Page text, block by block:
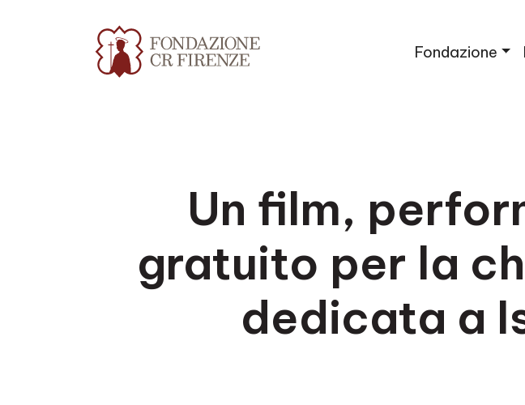
Fondazione
Un film,
gratuito per la
dedicata a